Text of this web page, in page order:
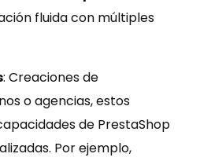
fluida con múltiples
: Creaciones de
o agencias, estos
de PrestaShop
Por ejemplo,